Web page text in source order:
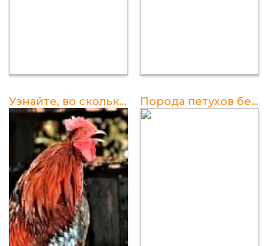
Узнайте, во сколько времени петухи начинают кричать Порода петухов без хвоста: фото, особенности, разведение